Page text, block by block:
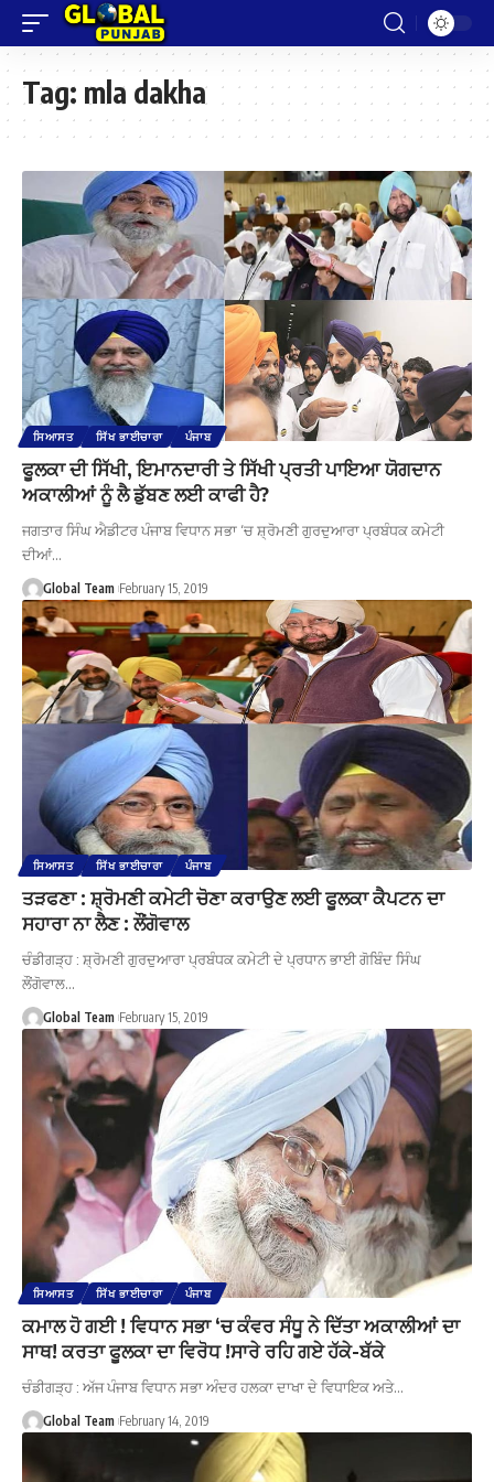
Tag: mla dakha
ਸਿਆਸਤ ਸਿੱਖ ਭਾਈਚਾਰਾ ਪੰਜਾਬ
ਫੂਲਕਾ ਦੀ ਸਿੱਖੀ, ਇਮਾਨਦਾਰੀ ਤੇ ਸਿੱਖੀ ਪ੍ਰਤੀ ਪਾਇਆ ਯੋਗਦਾਨ
ਅਕਾਲੀਆਂ ਨੂੰ ਲੈ ਡੁੱਬਣ ਲਈ ਕਾਫੀ ਹੈ?
ਜਗਤਾਰ ਸਿੰਘ ਐਡੀਟਰ ਪੰਜਾਬ ਵਿਧਾਨ ਸਭਾ ‘ਚ ਸ਼੍ਰੋਮਣੀ ਗੁਰਦੁਆਰਾ ਪ੍ਰਬੰਧਕ ਕਮੇਟੀ
ਦੀਆਂ…
Global Team February 15, 2019
ਸਿਆਸਤ ਸਿੱਖ ਭਾਈਚਾਰਾ ਪੰਜਾਬ
ਤੜਫਣਾ : ਸ਼੍ਰੋਮਣੀ ਕਮੇਟੀ ਚੋਣਾ ਕਰਾਉਣ ਲਈ ਫੂਲਕਾ ਕੈਪਟਨ ਦਾ
ਸਹਾਰਾ ਨਾ ਲੈਣ : ਲੌਂਗੋਵਾਲ
ਚੰਡੀਗੜ੍ਹ : ਸ਼੍ਰੋਮਣੀ ਗੁਰਦੁਆਰਾ ਪ੍ਰਬੰਧਕ ਕਮੇਟੀ ਦੇ ਪ੍ਰਧਾਨ ਭਾਈ ਗੋਬਿੰਦ ਸਿੰਘ
ਲੌਂਗੋਵਾਲ…
Global Team February 15, 2019
ਸਿਆਸਤ ਸਿੱਖ ਭਾਈਚਾਰਾ ਪੰਜਾਬ
ਕਮਾਲ ਹੋ ਗਈ ! ਵਿਧਾਨ ਸਭਾ ‘ਚ ਕੰਵਰ ਸੰਧੂ ਨੇ ਦਿੱਤਾ ਅਕਾਲੀਆਂ ਦਾ
ਸਾਥ! ਕਰਤਾ ਫੂਲਕਾ ਦਾ ਵਿਰੋਧ !ਸਾਰੇ ਰਹਿ ਗਏ ਹੱਕੇ-ਬੱਕੇ
ਚੰਡੀਗੜ੍ਹ : ਅੱਜ ਪੰਜਾਬ ਵਿਧਾਨ ਸਭਾ ਅੰਦਰ ਹਲਕਾ ਦਾਖਾ ਦੇ ਵਿਧਾਇਕ ਅਤੇ…
Global Team February 14, 2019